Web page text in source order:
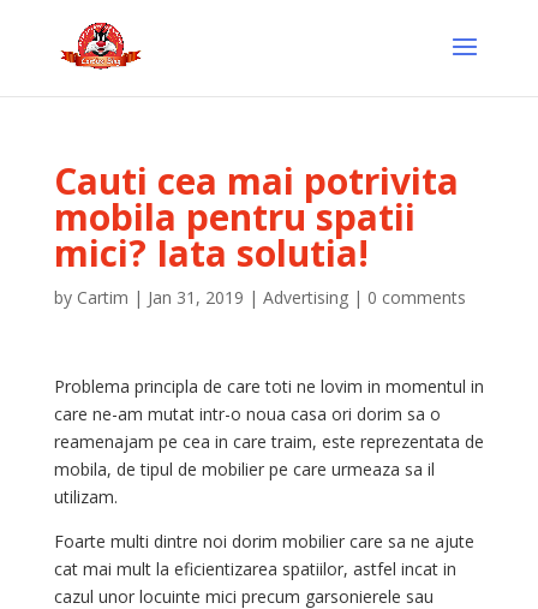
Cauti cea mai potrivita
mobila pentru spatii
mici? Iata solutia!
by Cartim | Jan 31, 2019 | Advertising| 0 comments
Problema principla de care toti ne lovim in momentul in
care ne-am mutat intr-o noua casa ori dorim sa o
reamenajam pe cea in care traim, este reprezentata de
mobila, de tipul de mobilier pe care urmeaza sa il
utilizam.
Foarte multi dintre noi dorim mobilier care sa ne ajute
cat mai mult la eficientizarea spatiilor, astfel incat in
cazul unor locuinte mici precum garsonierele sau